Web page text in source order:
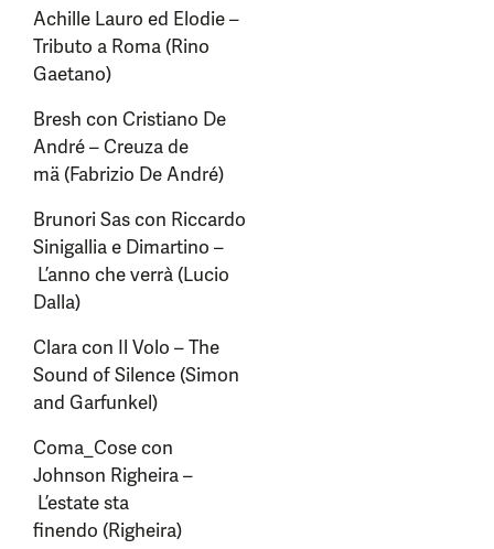
Achille Lauro ed Elodie –
Tributo a Roma (Rino
Gaetano)
Bresh con Cristiano De
André – Creuza de
mä (Fabrizio De André)
Brunori Sas con Riccardo
Sinigallia e Dimartino –
L’anno che verrà (Lucio
Dalla)
Clara con Il Volo – The
Sound of Silence (Simon
and Garfunkel)
Coma_Cose con
Johnson Righeira –
L’estate sta
finendo (Righeira)